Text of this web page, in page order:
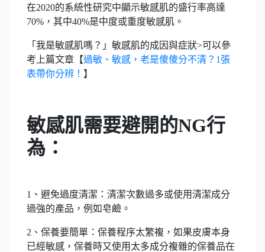
在2020的系統性研究中顯示敏感肌的盛行率高達
70%，其中40%是中度或重度敏感肌。
「我是敏感肌嗎？」敏感肌的成因與症狀>可以參
考上篇文章【過敏、敏感，老是傻傻分不清？1張
表帶你分辨！ 】
敏感肌需要避開的NG行
為：
1、避免過度清潔：清潔次數過多或使用清潔成分
過強的產品，例如皂鹼。
2、保養要簡單：保養程序太繁複，如果皮膚本身
已經敏感，保養時又使用太多成分複雜的保養品在